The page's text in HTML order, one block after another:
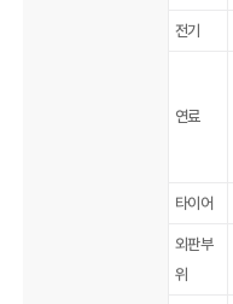
전기
연료
타이어
외판부
위